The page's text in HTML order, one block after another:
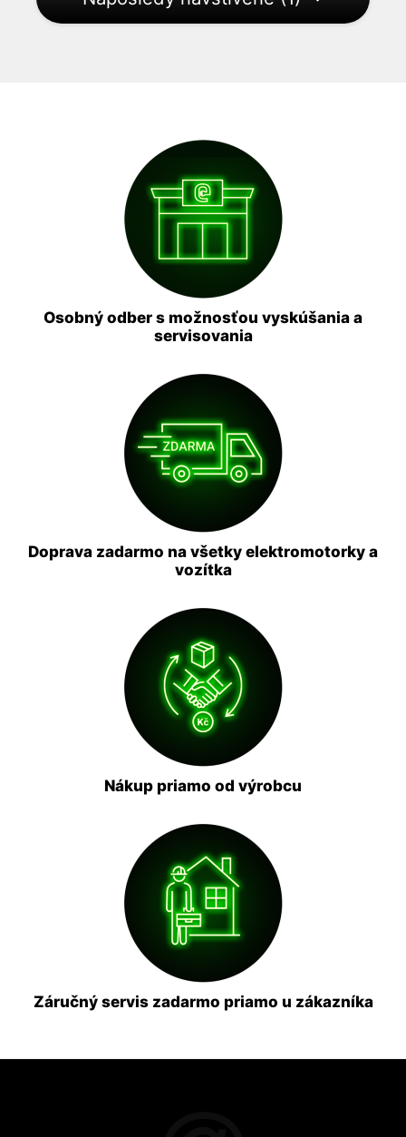
Osobný odber s možnosťou vyskúšania a
servisovania
Doprava zadarmo na všetky elektromotorky a
vozítka
Nákup priamo od výrobcu
Záručný servis zadarmo priamo u zákazníka